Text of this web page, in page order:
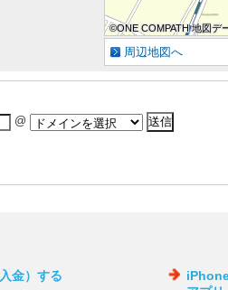
©ONE COMPATH 地図デ
©ONE COMPATH 地図デ
©ONE COMPATH 地図デ
©ONE COMPATH 地図デ
©ONE COMPATH 地図デ
©ONE COMPATH 地図デ
©ONE COMPATH 地図デ
©ONE COMPATH 地図デ
©ONE COMPATH 地図デ
周辺地図へ
@